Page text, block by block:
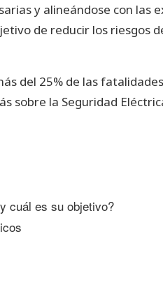
y alineándose con las
de reducir los riesgos
del 25% de las
sobre la Seguridad
cuál es su objetivo?